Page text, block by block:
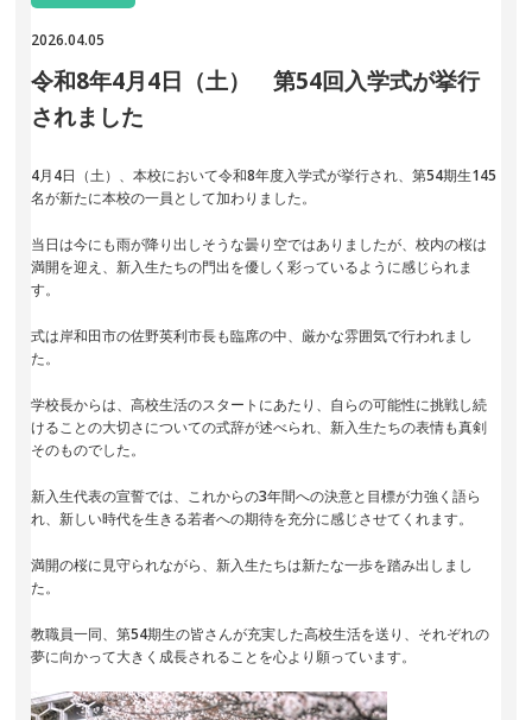
2026.04.05
令和8年4月4日（土） 第54回入学式が挙行
されました
4月4日（土）、本校において令和8年度入学式が挙行され、第54期生145
名が新たに本校の一員として加わりました。
当日は今にも雨が降り出しそうな曇り空ではありましたが、校内の桜は
満開を迎え、新入生たちの門出を優しく彩っているように感じられま
す。
式は岸和田市の佐野英利市長も臨席の中、厳かな雰囲気で行われまし
た。
学校長からは、高校生活のスタートにあたり、自らの可能性に挑戦し続
けることの大切さについての式辞が述べられ、新入生たちの表情も真剣
そのものでした。
新入生代表の宣誓では、これからの3年間への決意と目標が力強く語ら
れ、新しい時代を生きる若者への期待を充分に感じさせてくれます。
満開の桜に見守られながら、新入生たちは新たな一歩を踏み出しまし
た。
教職員一同、第54期生の皆さんが充実した高校生活を送り、それぞれの
夢に向かって大きく成長されることを心より願っています。